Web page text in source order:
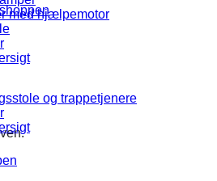
med hjælpemotor
og trappetjenere